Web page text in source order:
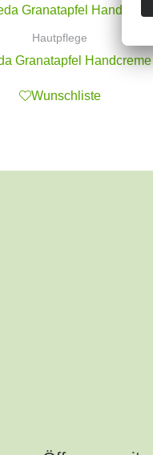
Hautpflege
Granatapfel Handcreme
Wunschliste